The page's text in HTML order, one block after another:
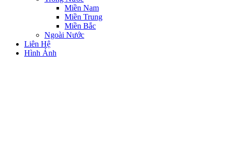
Miền Nam
Miền Trung
Miền Bắc
Ngoài Nước
Liên Hệ
Hình Ảnh